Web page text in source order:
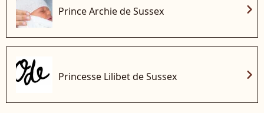
Prince Archie de Sussex chevron_right
Princesse Lilibet de Sussex chevron_right